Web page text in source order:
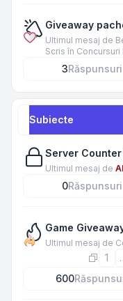
Giveaway
Ultimul mesaj de
Scris în Concursuri
3Răspunsuri
Subiecte
Server
Ultimul mesaj de
0Răspunsuri
Game
Ultimul mesaj de
1
600